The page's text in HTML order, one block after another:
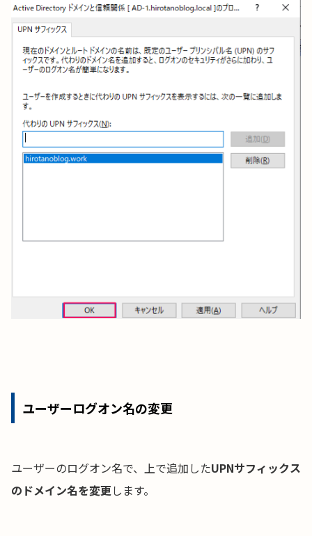
ユーザーログオン名の変更
ユーザーのログオン名で、上で追加したUPNサフィックス
のドメイン名を変更します。